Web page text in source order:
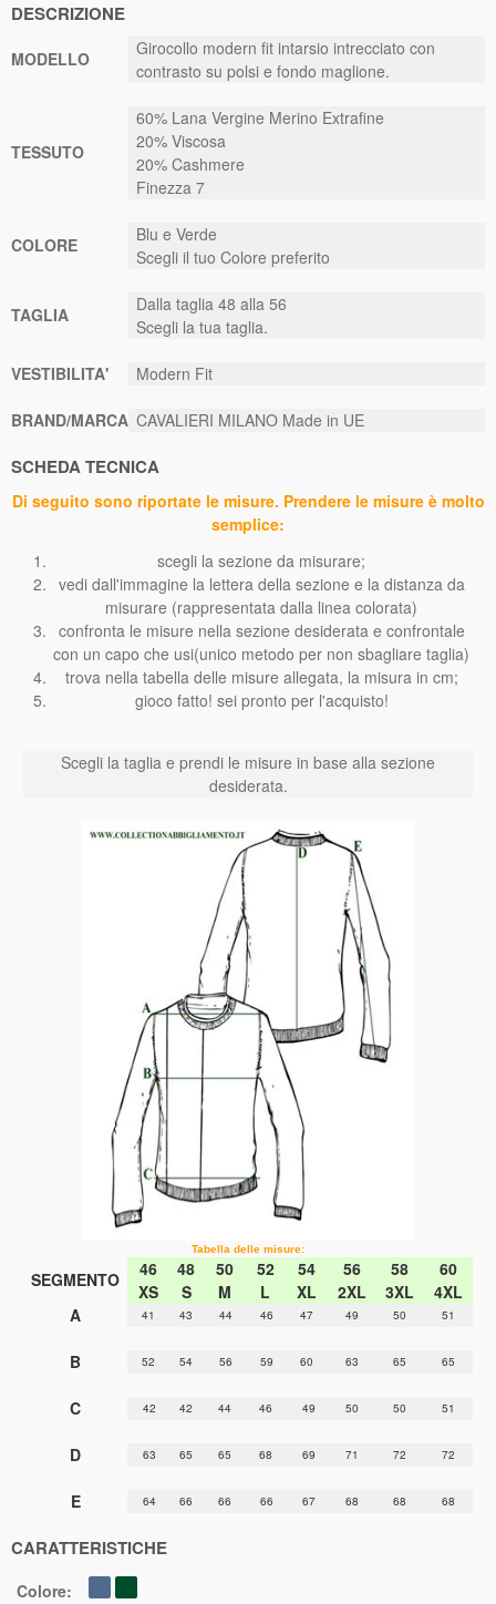
DESCRIZIONE
MODELLO
Girocollo modern fit intarsio intrecciato con
contrasto su polsi e fondo maglione.
TESSUTO
60% Lana Vergine Merino Extrafine
20% Viscosa
20% Cashmere
Finezza 7
COLORE
Blu e Verde
Scegli il tuo Colore preferito
TAGLIA
Dalla taglia 48 alla 56
Scegli la tua taglia.
VESTIBILITA' Modern Fit
BRAND/MARCA CAVALIERI MILANO Made in UE
SCHEDA TECNICA
Di seguito sono riportate le misure. Prendere le misure è molto
semplice:
scegli la sezione da misurare;
vedi dall'immagine la lettera della sezione e la distanza da
misurare (rappresentata dalla linea colorata)
confronta le misure nella sezione desiderata e confrontale
con un capo che usi(unico metodo per non sbagliare taglia)
trova nella tabella delle misure allegata, la misura in cm;
gioco fatto! sei pronto per l'acquisto!
Scegli la taglia e prendi le misure in base alla sezione
desiderata.
Tabella delle misure:
SEGMENTO
46
XS
48
S
50
M
52
L
54
XL
56
2XL
58
3XL
60
4XL
A
41 43 44 46 47 49 50 51
B 52 54 56 59 60 63 65 65
C 42 42 44 46 49 50 50 51
D 63 65 65 68 69 71 72 72
E 64 66 66 66 67 68 68 68
CARATTERISTICHE
Colore: